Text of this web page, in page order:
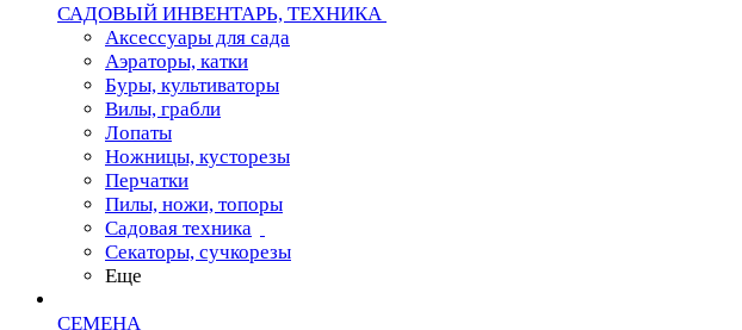
САДОВЫЙ ИНВЕНТАРЬ, ТЕХНИКА
Аксессуары для сада
Аэраторы, катки
Буры, культиваторы
Вилы, грабли
Лопаты
Ножницы, кусторезы
Перчатки
Пилы, ножи, топоры
Садовая техника
Секаторы, сучкорезы
Еще
СЕМЕНА